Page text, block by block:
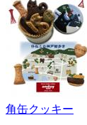
角缶クッキー